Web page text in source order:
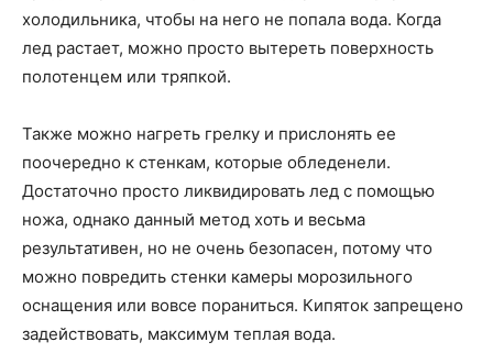
холодильника, чтобы на него не попала вода. Когда
лед растает, можно просто вытереть поверхность
полотенцем или тряпкой.
Также можно нагреть грелку и прислонять ее
поочередно к стенкам, которые обледенели.
Достаточно просто ликвидировать лед с помощью
ножа, однако данный метод хоть и весьма
результативен, но не очень безопасен, потому что
можно повредить стенки камеры морозильного
оснащения или вовсе пораниться. Кипяток запрещено
задействовать, максимум теплая вода.